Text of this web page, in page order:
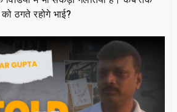
ठगते रहोगे भाई?